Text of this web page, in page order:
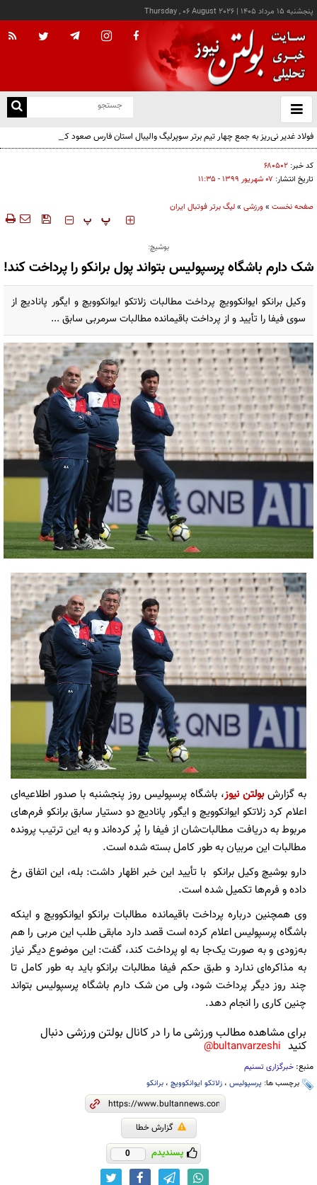
پنجشنبه ۱۵ مرداد ۱۴۰۵ |
Thursday , 06 August 2026
باز
و
فولاد غدیر نی‌ریز به جمع چهار تیم برتر سوپرلیگ والیبال استان فارس صعود کرد
کد خبر: ۶۸۰۵۰۲
تاریخ انتشار: ۰۷ شهريور ۱۳۹۹ - ۱۱:۳۵
صفحه نخست »ورزشی »لیگ برتر فوتبال ایران
‍‍‍ پ پ
بوشیچ:
شک دارم باشگاه پرسپولیس بتواند پول برانکو را پرداخت کند!
وکیل برانکو ایوانکوویچ پرداخت مطالبات زلاتکو ایوانکوویچ و ایگور پانادیچ از
سوی فیفا را تأیید و از پرداخت باقیمانده مطالبات سرمربی سابق ...
به گزارشبولتن نیوز، باشگاه پرسپولیس روز پنجشنبه با صدور اطلاعیه‌ای
اعلام کرد زلاتکو ایوانکوویچ و ایگور پانادیچ دو دستیار سابق برانکو فرم‌های
مربوط به دریافت مطالبات‌شان از فیفا را پُر کرده‌اند و به این ترتیب پرونده
مطالبات این مربیان به طور کامل بسته شده است.
دارو بوشیچ وکیل برانکو با تأیید این خبر اظهار داشت: بله، این اتفاق رخ
داده و فرم‌ها تکمیل شده است.
وی همچنین درباره پرداخت باقیمانده مطالبات برانکو ایوانکوویچ و اینکه
باشگاه پرسپولیس اعلام کرده است قصد دارد مابقی طلب این مربی را هم
به‌زودی و به صورت یک‌جا به او پرداخت کند، گفت: این موضوع دیگر نیاز
به مذاکره‌ای ندارد و طبق حکم فیفا مطالبات برانکو باید به طور کامل تا
چند روز دیگر پرداخت شود، ولی من شک دارم باشگاه پرسپولیس بتواند
چنین کاری را انجام دهد.
برای مشاهده مطالب ورزشی ما را در کانال بولتن ورزشی دنبال
کنید bultanvarzeshi@
منبع: خبرگزاری تسنیم
برچسب ها: پرسپولیس ، زلاتکو ایوانکوویچ ، برانکو
گزارش خطا
پسندیدم 0